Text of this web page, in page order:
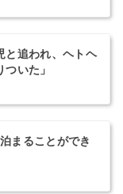
と追われ、ヘトヘ
ついた」
まることができ